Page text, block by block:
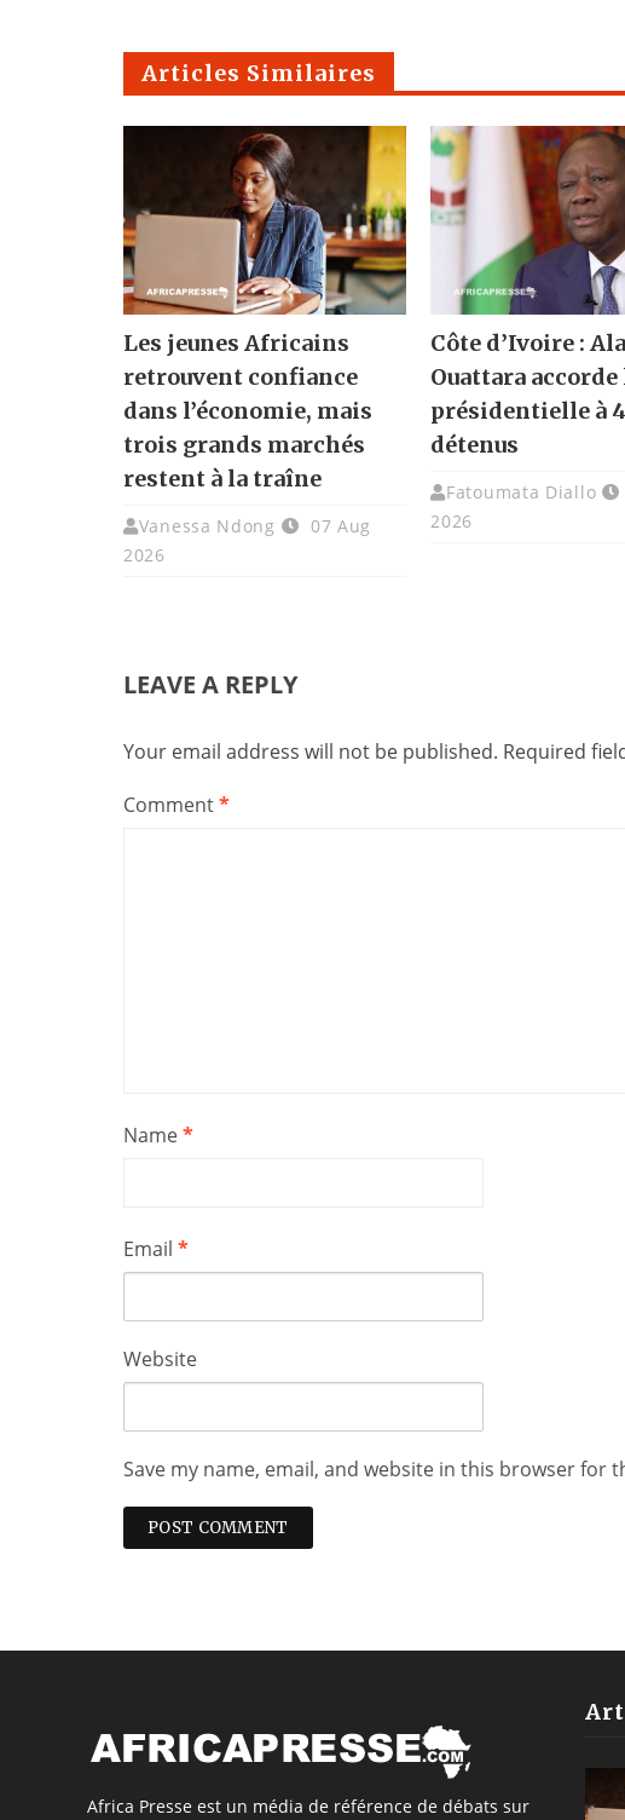
Articles Similaires
Les jeunes Africains
retrouvent confiance
dans l’économie, mais
trois grands marchés
restent à la traîne
Vanessa Ndong
07 Aug
2026
Côte d’Ivoire :
Ouattara accorde
présidentielle à 4
détenus
Fatoumata Diallo
2026
LEAVE A REPLY
Your email address will not be published. Required
Comment*
Name*
Email *
Website
Save my name, email, and website in this browser for
Africa Presse est un média de référence de débats sur